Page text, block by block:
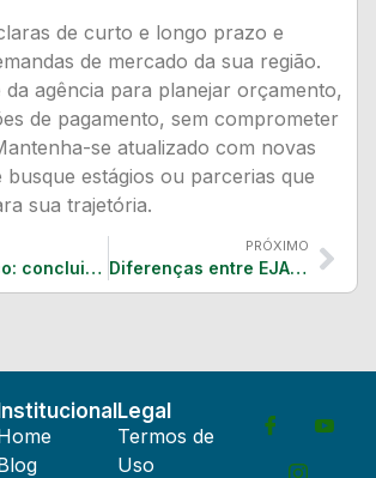
de curto e longo prazo e
de mercado da sua região.
agência para planejar orçamento,
de pagamento, sem comprometer
se atualizado com novas
estágios ou parcerias que
sua trajetória.
Guia prático: concluir o ensino médio pelo EJA com certificação técnica
PRÓXIMO
Diferenças entre EJA e ensino médio tradicional
Institucional Legal
Termos de
Uso